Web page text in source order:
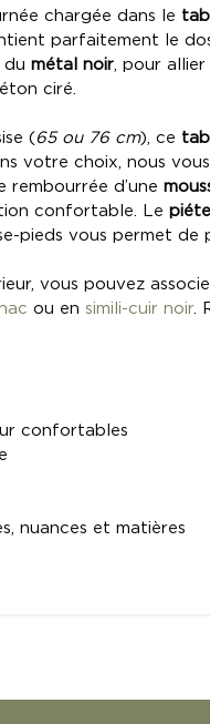
chargée dans le
parfaitement le
du métal noir, pour
ciré.
(65 ou 76 cm), ce
votre choix, nous
d’une
confortable. Le
pieds vous permet
vous pouvez
ou en simili-cuir noir.
confortables
nuances et matières